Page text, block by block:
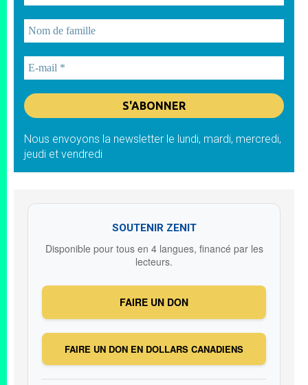
Nous envoyons la newsletter le lundi, mardi, mercredi,
jeudi et vendredi
SOUTENIR ZENIT
Disponible pour tous en 4 langues, financé par les
lecteurs.
FAIRE UN DON
FAIRE UN DON EN DOLLARS CANADIENS